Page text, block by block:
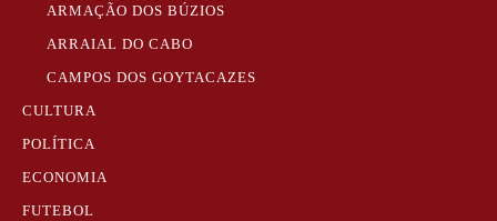
ARMAÇÃO DOS BÚZIOS
ARRAIAL DO CABO
CAMPOS DOS GOYTACAZES
CULTURA
POLÍTICA
ECONOMIA
FUTEBOL